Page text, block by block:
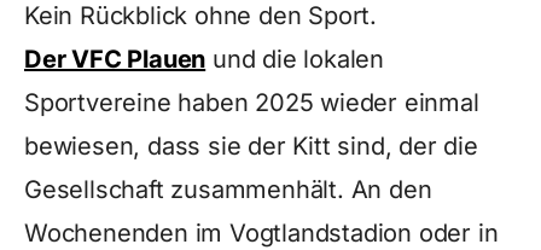
Kein Rückblick ohne den Sport.
Der VFC Plauen und die lokalen
Sportvereine haben 2025 wieder einmal
bewiesen, dass sie der Kitt sind, der die
Gesellschaft zusammenhält. An den
Wochenenden im Vogtlandstadion oder in